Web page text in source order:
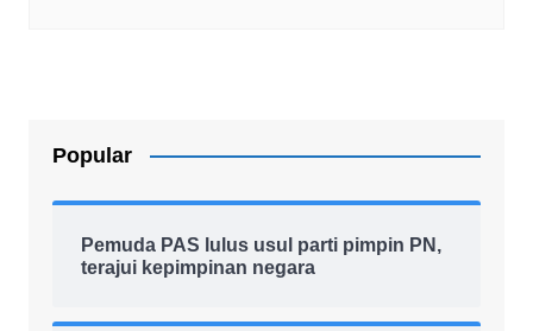
Popular
Pemuda PAS lulus usul parti pimpin PN,
terajui kepimpinan negara